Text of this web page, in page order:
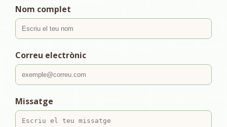
Nom complet
Correu electrònic
Missatge